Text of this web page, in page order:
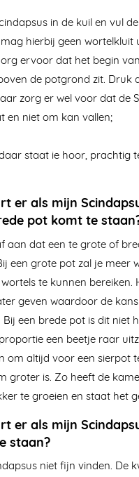
in de kuil en vul
hierbij geen wortelkluit
ervoor dat het begin
de potgrond zit. Druk
zorg er wel voor dat de
en niet om kan vallen;
staat ie hoor, prachtig
er als mijn
pot komt te
aan dat een te grote of
een grote pot zal je meer
te kunnen bereiken.
geven waardoor de
een brede pot is dit niet
een beetje raar
om altijd voor een sierpot
groter is. Zo heeft de
te groeien en staat het
er als mijn
staan?
niet fijn vinden. De